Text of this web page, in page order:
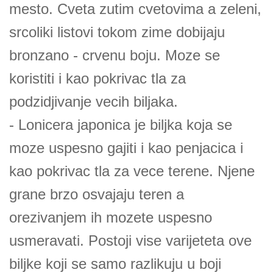
mesto. Cveta zutim cvetovima a zeleni,
srcoliki listovi tokom zime dobijaju
bronzano - crvenu boju. Moze se
koristiti i kao pokrivac tla za
podzidjivanje vecih biljaka.
- Lonicera japonica je biljka koja se
moze uspesno gajiti i kao penjacica i
kao pokrivac tla za vece terene. Njene
grane brzo osvajaju teren a
orezivanjem ih mozete uspesno
usmeravati. Postoji vise varijeteta ove
biljke koji se samo razlikuju u boji